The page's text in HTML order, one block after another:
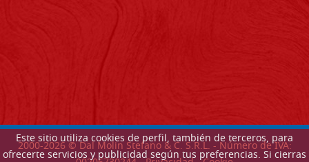
Este sitio utiliza cookies de perfil, también de terceros, para
ofrecerte servicios y publicidad según tus preferencias. Si cierras
2000-2026© Dal Molin Stefano & C. S.R.L. - Número de IVA: